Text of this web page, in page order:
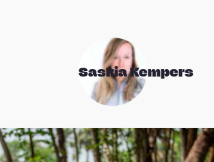
Saskia Kempers